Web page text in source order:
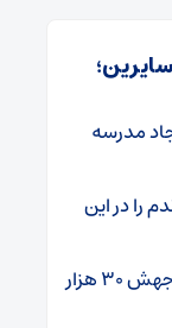
مدرسه
را در این
بورس امروز ۱۲ آذر ۱۴۰۴ سبز شد / جهش ۳۰ هزار